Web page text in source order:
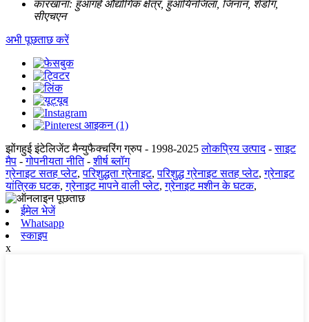
कारखाना: हुआंगहे औद्योगिक क्षेत्र, हुआयिनजिला, जिनान, शेडोंग,
सीएचएन
अभी पूछताछ करें
झोंगहुई इंटेलिजेंट मैन्युफैक्चरिंग ग्रुप - 1998-2025 लोकप्रिय उत्पाद-साइट
मैप -गोपनीयता नीति-शीर्ष ब्लॉग
ग्रेनाइट सतह प्लेट,परिशुद्धता ग्रेनाइट,परिशुद्ध ग्रेनाइट सतह प्लेट,ग्रेनाइट
यांत्रिक घटक,ग्रेनाइट मापने वाली प्लेट,ग्रेनाइट मशीन के घटक,
ईमेल भेजें
Whatsapp
स्काइप
x